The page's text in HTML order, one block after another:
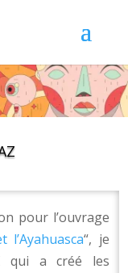
pour l’ouvrage
l’Ayahuasca“, je
qui a créé les